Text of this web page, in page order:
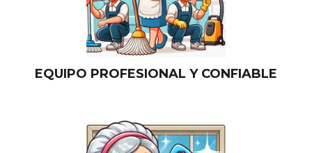
EQUIPO PROFESIONAL Y CONFIABLE